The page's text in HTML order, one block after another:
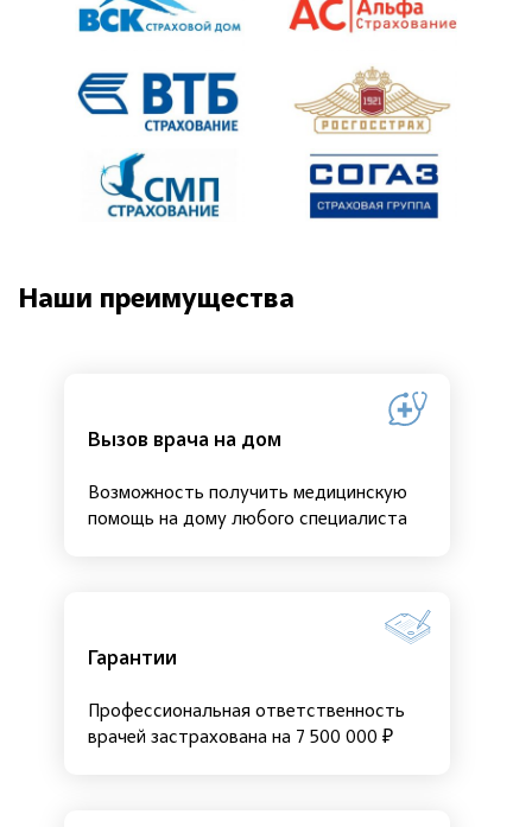
Наши преимущества
Вызов врача на дом
Возможность получить медицинскую
помощь на дому любого специалиста
Гарантии
Профессиональная ответственность
врачей застрахована на 7 500 000 ₽